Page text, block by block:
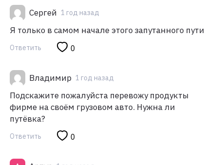
Сергей 1 год назад
Я только в самом начале этого запутанного пути
Ответить 0
Владимир 1 год назад
Подскажите пожалуйста перевожу продукты
фирме на своём грузовом авто. Нужна ли
путёвка?
Ответить 0